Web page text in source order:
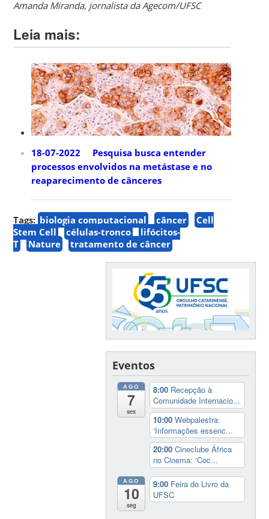
Amanda Miranda, jornalista da Agecom/UFSC
Leia mais:
18-07-2022 Pesquisa busca entender
processos envolvidos na metástase e no
reaparecimento de cânceres
Tags: biologia computacional câncer
Cell
Stem Cell
células-tronco
lifócitos-
T
Nature tratamento de câncer
Eventos
AGO
7
sex
8:00 Recepção à
Comunidade Internacio...
10:00Webpalestra:
‘Informações essenc...
20:00Cineclube África
no Cinema: ‘Coc...
AGO
10
seg
9:00 Feira do Livro da
UFSC